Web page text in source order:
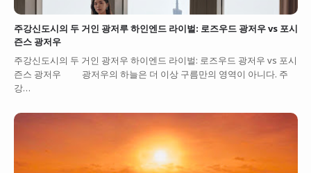
주강신도시의 두 거인 광저루 하인엔드 라이벌: 로즈우드 광저우 vs 포시
즌스 광저우
주강신도시의 두 거인 광저우 하이엔드 라이벌: 로즈우드 광저우 vs 포시
즌스 광저우 광저우의 하늘은 더 이상 구름만의 영역이 아니다. 주
강…